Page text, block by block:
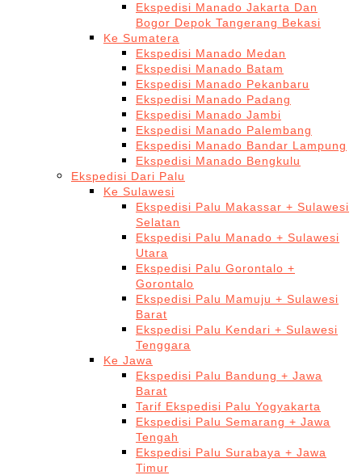
Ekspedisi Manado Jakarta Dan
Bogor Depok Tangerang Bekasi
Ke Sumatera
Ekspedisi Manado Medan
Ekspedisi Manado Batam
Ekspedisi Manado Pekanbaru
Ekspedisi Manado Padang
Ekspedisi Manado Jambi
Ekspedisi Manado Palembang
Ekspedisi Manado Bandar Lampung
Ekspedisi Manado Bengkulu
Ekspedisi Dari Palu
Ke Sulawesi
Ekspedisi Palu Makassar + Sulawesi
Selatan
Ekspedisi Palu Manado + Sulawesi
Utara
Ekspedisi Palu Gorontalo +
Gorontalo
Ekspedisi Palu Mamuju + Sulawesi
Barat
Ekspedisi Palu Kendari + Sulawesi
Tenggara
Ke Jawa
Ekspedisi Palu Bandung + Jawa
Barat
Tarif Ekspedisi Palu Yogyakarta
Ekspedisi Palu Semarang + Jawa
Tengah
Ekspedisi Palu Surabaya + Jawa
Timur